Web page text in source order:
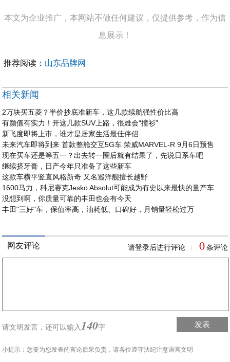
本文为企业推广，本网站不做任何建议，仅提供参考，作为信
息展示！
推荐阅读： 山东品牌网
相关新闻
2万块买五菱？半价抄底准新车，这几款续航强性价比高
有颜值有实力！开这几款SUV上路，很难会“撞衫”
新飞度即将上市，谁才是居家生活最佳伴侣
未来汽车即将到来 首款整舱交互5G车 荣威MARVEL-R 9月6日预售
现在买车还是等五一？出去转一圈后就有结果了，先说日系车吧
继续挤牙膏，日产今年只准备了这些新车
这款车横平竖直风格新奇 又名巡洋舰擅长越野
1600马力，科尼赛克Jesko Absolut可能成为有史以来最快的量产车
没想到啊，你质量可靠的丰田也会有今天
丰田"三好"车，保值率高，油耗低、口碑好，月销量轻松过万
网友评论 请登录后进行评论 0 条评论
请文明发言，还可以输入140字 发表
小提示：您要为您发表的言论后果负责，请各位遵守法纪注意语言文明